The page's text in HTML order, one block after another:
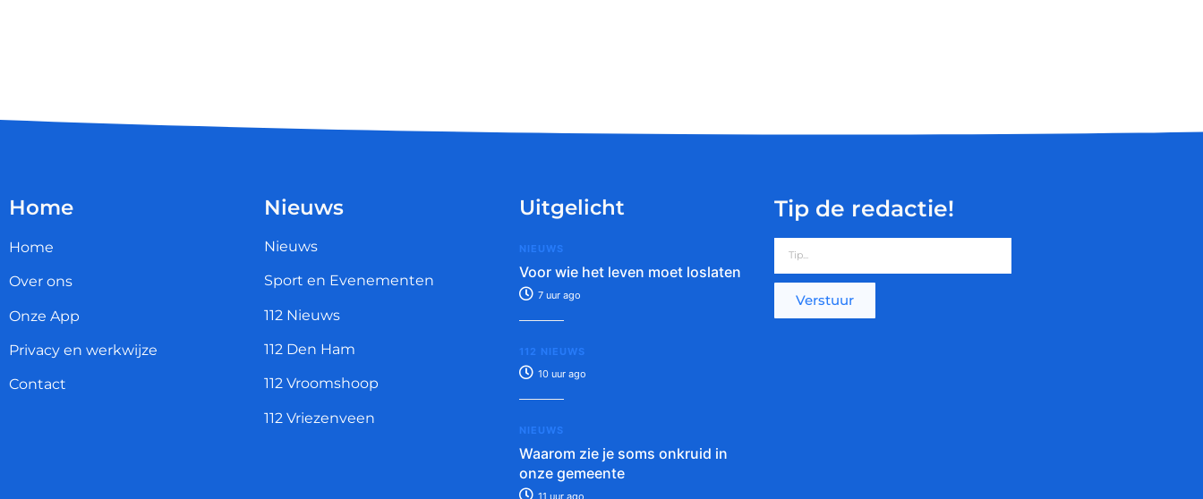
Home
Home
Over ons
Onze App
Privacy en werkwijze
Contact
Nieuws
Nieuws
Sport en Evenementen
112 Nieuws
112 Den Ham
112 Vroomshoop
112 Vriezenveen
Uitgelicht
NIEUWS
Voor wie het leven moet loslaten
7 uur ago
112 NIEUWS
10 uur ago
NIEUWS
Waarom zie je soms onkruid in
onze gemeente
11 uur ago
Tip de redactie!
Verstuur